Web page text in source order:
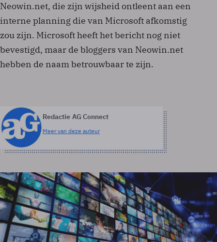
Neowin.net, die zijn wijsheid ontleent aan een
interne planning die van Microsoft afkomstig
zou zijn. Microsoft heeft het bericht nog niet
bevestigd, maar de bloggers van Neowin.net
hebben de naam betrouwbaar te zijn.
Redactie AG Connect
Meer van deze auteur